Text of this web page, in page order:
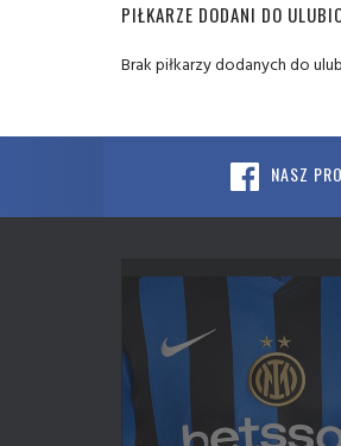
PIŁKARZE DODANI DO
Brak piłkarzy dodanych do
NASZ